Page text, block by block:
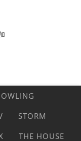
STORM
THE HOUSE